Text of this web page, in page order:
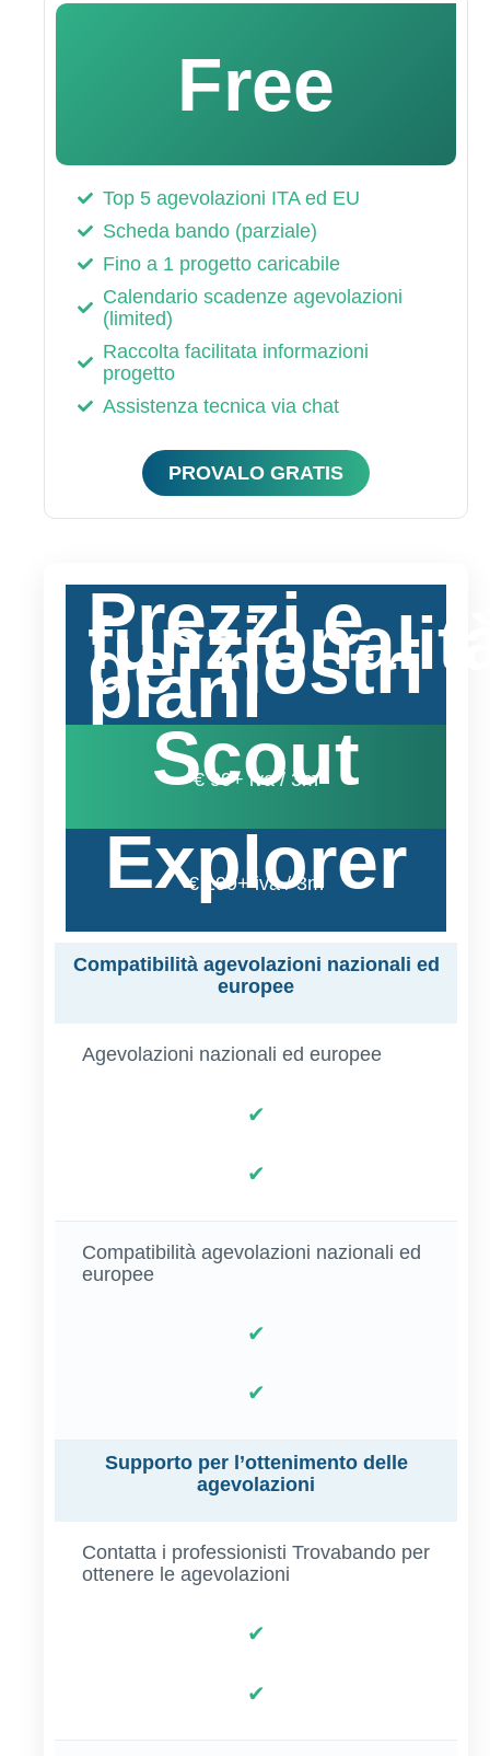
Free
Top 5 agevolazioni ITA ed EU
Scheda bando (parziale)
Fino a 1 progetto caricabile
Calendario scadenze agevolazioni
(limited)
Raccolta facilitata informazioni
progetto
Assistenza tecnica via chat
PROVALO GRATIS
Prezzi e
dei nostri
piani
Scout
€ 99+ iva / 3m
Explorer
€ 199+ iva / 3m
Compatibilità agevolazioni nazionali ed
europee
Agevolazioni nazionali ed europee
✔
✔
Compatibilità agevolazioni nazionali ed
europee
✔
✔
Supporto per l’ottenimento delle
agevolazioni
Contatta i professionisti Trovabando per
ottenere le agevolazioni
✔
✔